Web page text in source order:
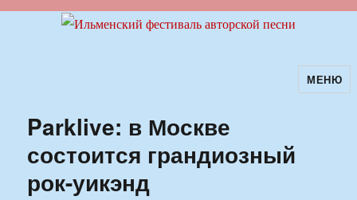
Ильменский фестиваль авторской
песни
МЕНЮ
Parklive: в Москве
состоится грандиозный
рок-уикэнд